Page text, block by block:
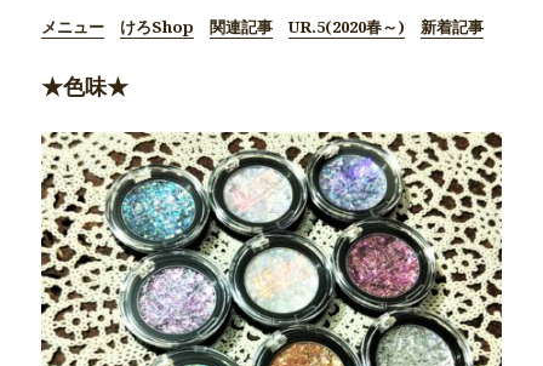
メニュー けろShop 関連記事 UR.5(2020春～) 新着記事
★色味★